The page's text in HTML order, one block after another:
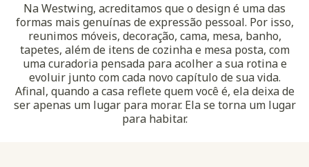
Na Westwing, acreditamos que o design é uma das
formas mais genuínas de expressão pessoal. Por isso,
reunimos móveis, decoração, cama, mesa, banho,
tapetes, além de itens de cozinha e mesa posta, com
uma curadoria pensada para acolher a sua rotina e
evoluir junto com cada novo capítulo de sua vida.
Afinal, quando a casa reflete quem você é, ela deixa de
ser apenas um lugar para morar. Ela se torna um lugar
para habitar.